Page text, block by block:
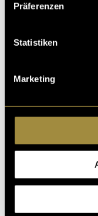
Präferenzen
Statistiken
Marketing